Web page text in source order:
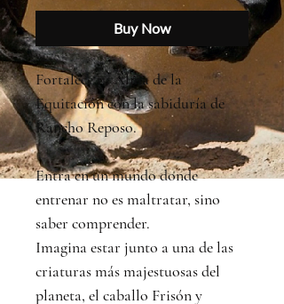
Buy Now
Fortalece tu Alma de la
Equitación con la sabiduría de
Rancho Reposo.
Entra en un mundo donde
entrenar no es maltratar, sino
saber comprender.
Imagina estar junto a una de las
criaturas más majestuosas del
planeta, el caballo Frisón y